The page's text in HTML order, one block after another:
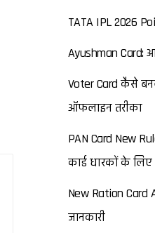
TATA IPL 2026
Ayushman Card:
Voter Card कैसे
ऑफलाइन तरीका
PAN Card New
कार्ड धारकों के
New Ration Card
जानकारी